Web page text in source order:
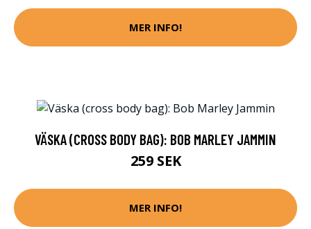
MER INFO!
VÄSKA (CROSS BODY BAG): BOB MARLEY JAMMIN
259 SEK
MER INFO!